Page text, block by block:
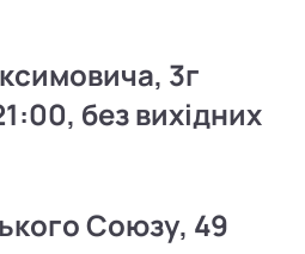
3г
без вихідних
Союзу, 49